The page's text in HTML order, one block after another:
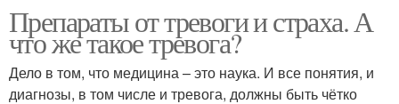
Препараты от тревоги и страха. А
что же такое тревога?
Дело в том, что медицина – это наука. И все понятия, и
диагнозы, в том числе и тревога, должны быть чётко